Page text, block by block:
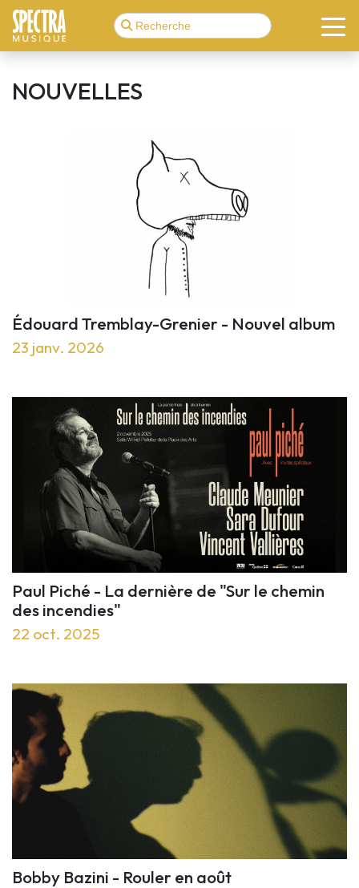
NOUVELLES
Édouard Tremblay-Grenier - Nouvel album
23 janv. 2026
Paul Piché - La dernière de "Sur le chemin
des incendies"
22 oct. 2025
Bobby Bazini - Rouler en août